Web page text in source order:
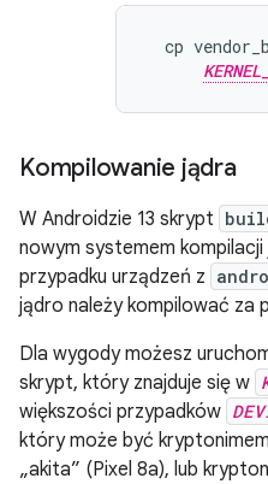
cp
Kompilowanie jądra
W Androidzie 13 skrypt
nowym systemem
przypadku urządzeń z
jądro należy kompilować za
Dla wygody możesz
skrypt, który znajduje się w
większości przypadków
który może być
„akita” (Pixel 8a), lub